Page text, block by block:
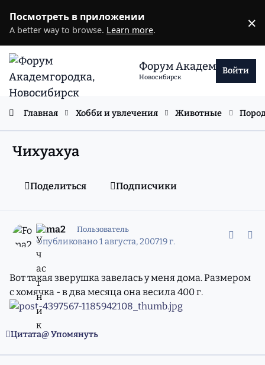
Посмотреть в приложении
A better way to browse. Learn more. ×
Форум Академгородка
Новосибирск
Войти
Главная Хобби и увлечения Животные
Чихуахуа
Поделиться Подписчики
Foma2 Пользователь
Опубликовано1 августа, 200719 г.
Вот такая зверушка завелась у меня дома. Размером
с хомячка - в два месяца она весила 400 г.
Цитата Упомянуть